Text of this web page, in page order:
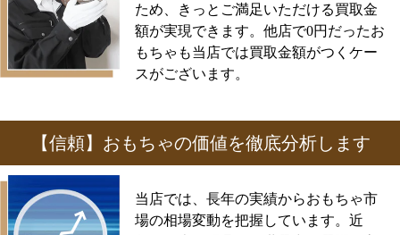
ため、きっとご満足いただける買取金
額が実現できます。他店で0円だったお
もちゃも当店では買取金額がつくケー
スがございます。
【信頼】おもちゃの価値を徹底分析します
当店では、長年の実績からおもちゃ市
場の相場変動を把握しています。近